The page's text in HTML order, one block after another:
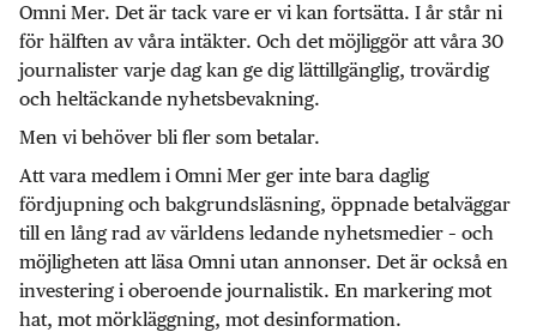
Omni Mer. Det är tack vare er vi kan fortsätta. I år står ni
för hälften av våra intäkter. Och det möjliggör att våra 30
journalister varje dag kan ge dig lättillgänglig, trovärdig
och heltäckande nyhetsbevakning.
Men vi behöver bli fler som betalar.
Att vara medlem i Omni Mer ger inte bara daglig
fördjupning och bakgrundsläsning, öppnade betalväggar
till en lång rad av världens ledande nyhetsmedier – och
möjligheten att läsa Omni utan annonser. Det är också en
investering i oberoende journalistik. En markering mot
hat, mot mörkläggning, mot desinformation.